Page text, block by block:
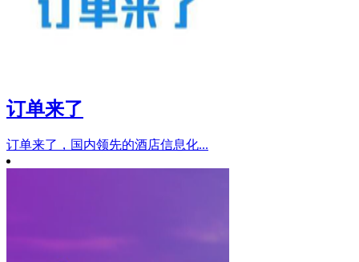
订单来了
订单来了，国内领先的酒店信息化...